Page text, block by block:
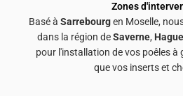
Zones
Basé à Sarrebourgen Moselle,
dans la région deSaverne,
pour l'installation de vos poêles à
que vos inserts et